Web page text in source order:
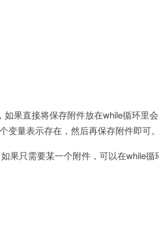
果直接将保存附件放在while循环里
变量表示存在，然后再保存附件即可
果只需要某一个附件，可以在while循